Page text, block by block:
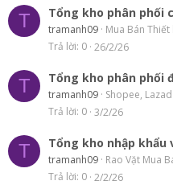
T Tổng kho phân phối
tramanh09 Mua Bán
Trả lời 0 26/2/26
T Tổng kho phân phối
tramanh09 Shopee,
Trả lời 0 3/2/26
T Tổng kho nhập khẩu
tramanh09 Rao Vặt Mua
Trả lời 0 2/2/26